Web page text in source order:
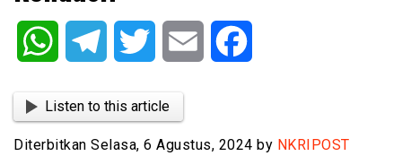
WhatsAppTelegram Twitter Email
Listen to this article
Diterbitkan Selasa, 6 Agustus, 2024 by NKRIPOST